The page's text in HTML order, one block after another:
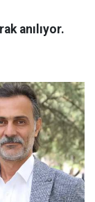
anılıyor.